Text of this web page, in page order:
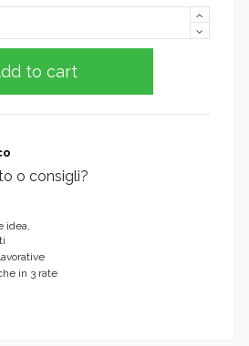
to cart
o consigli?
idea,
in 3 rate